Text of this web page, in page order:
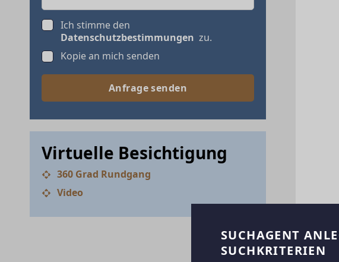
SEE-
Ich stimme den
Datenschutzbestimmungen zu.
Kopie an mich senden
Anfrage senden
Virtuelle Besichtigung
360 Grad Rundgang
Video
SUCHAGENT
SUCHKRITERIEN